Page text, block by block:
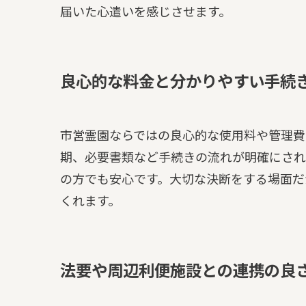
届いた心遣いを感じさせます。
良心的な料金と分かりやすい手続
市営霊園ならではの良心的な使用料や管理
期、必要書類など手続きの流れが明確にさ
の方でも安心です。大切な決断をする場面
くれます。
法要や周辺利便施設との連携の良